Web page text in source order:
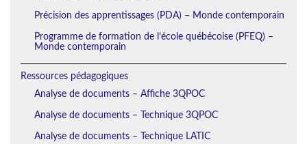
Précision des apprentissages (PDA) – Monde contemporain
Programme de formation de l’école québécoise (PFEQ) –
Monde contemporain
Ressources pédagogiques
Analyse de documents – Affiche 3QPOC
Analyse de documents – Technique 3QPOC
Analyse de documents – Technique LATIC